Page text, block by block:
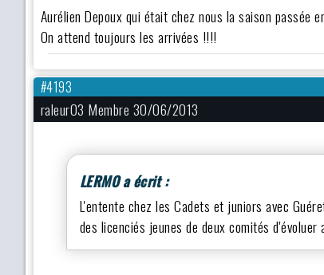
Aurélien Depoux qui était chez nous la saison passée
On attend toujours les arrivées !!!!
#4193
raleur03 Membre 30/06/2013
LERMO a écrit :
L'entente chez les Cadets et juniors avec
des licenciés jeunes de deux comités